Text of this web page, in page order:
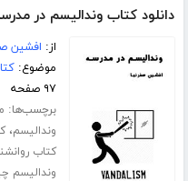
دانلود کتاب وندالیسم در
از: افشین
موضوع:
۹۷ صفحه
برچسب‌ها:
وندالیسم،
کتاب
وندالیسم